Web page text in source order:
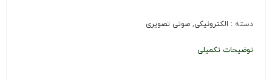
دسته : الکترونیکی, صوتی تصویری
توضیحات تکمیلی